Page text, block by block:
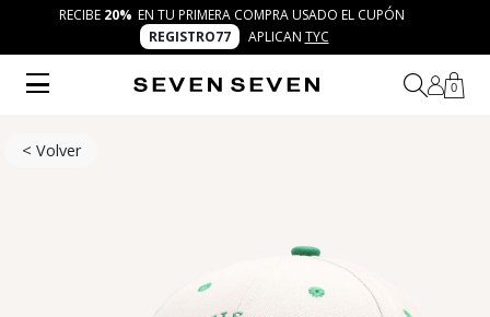
RECIBE 20% EN TU PRIMERA COMPRA USADO EL CUPÓN
REGISTRO77
APLICAN TYC
0
< Volver